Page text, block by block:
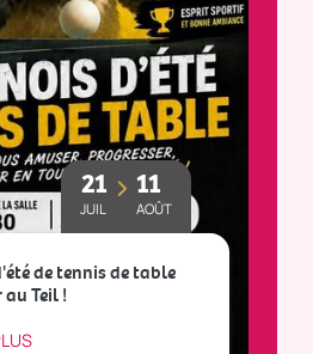
21
JUIL
11
AOÛT
de tennis de table
Teil !